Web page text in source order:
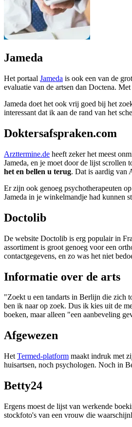
Jameda
Het portaal Jameda is ook een van de
evaluatie van de artsen dan Doctena.
Jameda doet het ook vrij goed bij het
interessant dat ik aan de rand van het
Doktersafspraken.com
Arzttermine.de heeft zeker het meest
Jameda, en je moet door de lijst scrollen
het en bellen u terug. Dat is aardig van
Er zijn ook genoeg psychotherapeuten
Jameda in je winkelmandje had kunnen
Doctolib
De website Doctolib is erg populair in
assortiment is groot genoeg voor een
contactgegevens, en zo was het niet
Informatie over de arts
"Zoekt u een tandarts in Berlijn die zich
ben ik naar op zoek. Dus ik kies uit de
boeken, maar alleen "een aanbeveling
Afgewezen
Het Termed-platform maakt indruk met
huisartsen, noch psychologen. Noch in
Betty24
Ergens moest de lijst van werkende
stockfoto's van een vrouw die